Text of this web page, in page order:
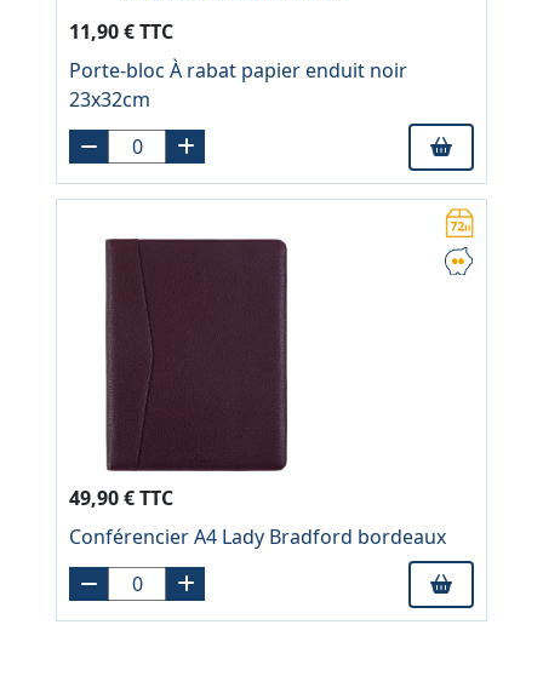
11,90 € TTC
Porte-bloc À rabat papier enduit noir
23x32cm
49,90 € TTC
Conférencier A4 Lady Bradford bordeaux